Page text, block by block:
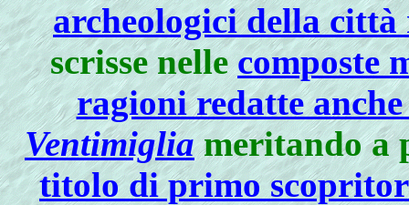
archeologici della
scrisse nellecomposte
ragioni redatte
Ventimigliameritando a
titolo di primo